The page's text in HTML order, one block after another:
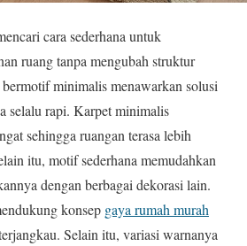
cara sederhana untuk
ruang tanpa mengubah struktur
minimalis menawarkan solusi
selalu rapi. Karpet minimalis
sehingga ruangan terasa lebih
itu, motif sederhana memudahkan
dengan berbagai dekorasi lain.
konsep gaya rumah murah
Selain itu, variasi warnanya